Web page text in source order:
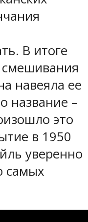
В итоге
смешивания
навеяла ее
название –
это
в 1950
уверенно
самых